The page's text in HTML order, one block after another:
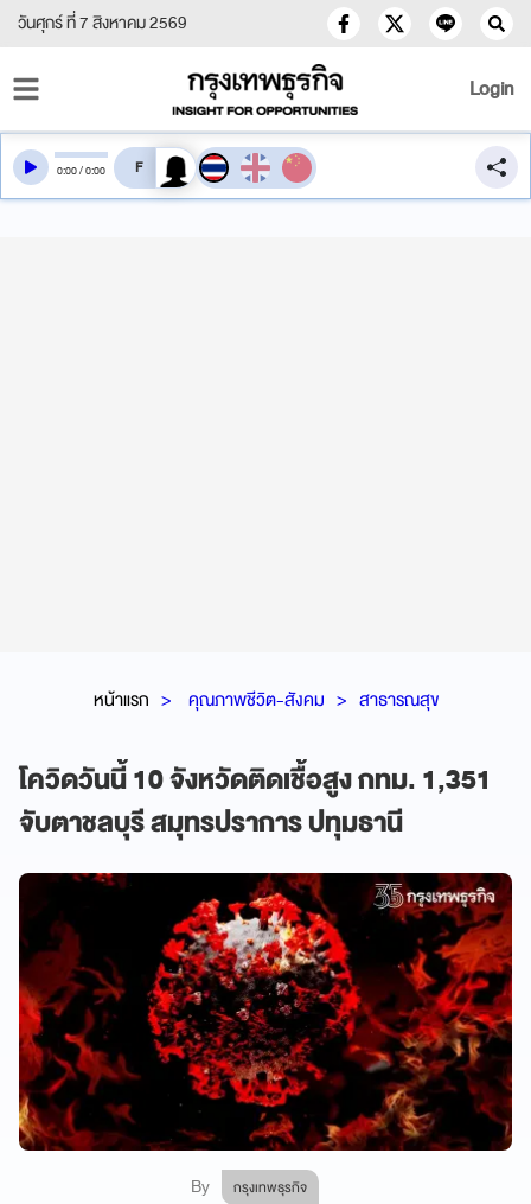
วันศุกร์ ที่ 7 สิงหาคม 2569
Login
หน้าแรก คุณภาพชีวิต-สังคม สาธารณสุข
โควิดวันนี้ 10 จังหวัดติดเชื้อสูง กทม. 1,351
จับตาชลบุรี สมุทรปราการ ปทุมธานี
By กรุงเทพธุรกิจ
0:00/0:00 สลับเสียงอ่าน